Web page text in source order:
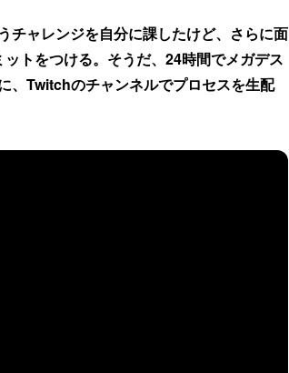
チャレンジを自分に課したけど、さらに面
トをつける。そうだ、24時間でメガデス
、Twitchのチャンネルでプロセスを生配